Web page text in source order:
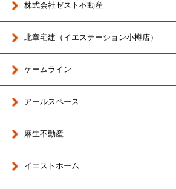
株式会社ゼスト不動産
北章宅建（イエステーション小樽店）
ケームライン
アールスペース
麻生不動産
イエストホーム